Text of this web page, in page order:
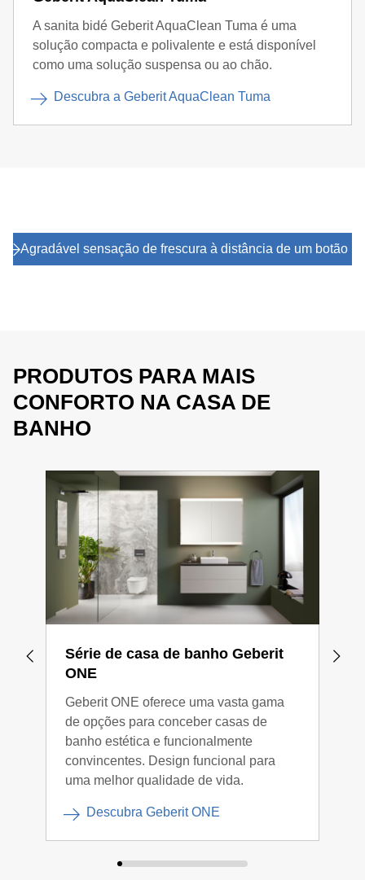
A sanita bidé Geberit AquaClean Tuma é uma
solução compacta e polivalente e está disponível
como uma solução suspensa ou ao chão.
Descubra a Geberit AquaClean Tuma
Agradável sensação de frescura à distância de um botão
PRODUTOS PARA MAIS
CONFORTO NA CASA DE
BANHO
Série de casa de banho Geberit
ONE
Geberit ONE oferece uma vasta gama
de opções para conceber casas de
banho estética e funcionalmente
convincentes. Design funcional para
uma melhor qualidade de vida.
Descubra Geberit ONE